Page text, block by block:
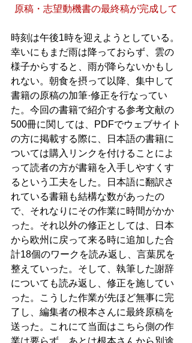
原稿・志望動機書の最終稿が完成して
時刻は午後1時を迎えようとしている。
幸いにもまだ雨は降っておらず、雲の
様子からすると、雨が降らないかもし
れない。朝食を摂って以降、集中して
書籍の原稿の加筆·修正を行なってい
た。今回の書籍で紹介する参考文献の
500冊に関しては、PDFでウェブサイト
の方に掲載する際に、日本語の書籍に
ついては購入リンクを付けることによ
って読者の方が書籍を入手しやすくす
るという工夫をした。日本語に翻訳さ
れている書籍も結構な数があったの
で、それなりにその作業に時間がかか
った。それ以外の修正としては、日本
から欧州に戻って来る時に追加した合
計18個のワークを読み返し、言葉尻を
整えていった。そして、執筆した謝辞
についても読み返し、修正を施してい
った。こうした作業が先ほど無事に完
了し、編集者の根本さんに最終原稿を
送った。これにて当面はこちら側の作
業は要らず、あとは根本さんから別途